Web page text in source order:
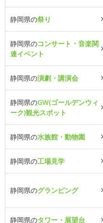
静岡県の祭り
静岡県のコンサート・音楽関
連イベント
静岡県の演劇・講演会
静岡県のGW(ゴールデンウィ
ーク)観光スポット
静岡県の水族館・動物園
静岡県の工場見学
静岡県のグランピング
静岡県のタワー・展望台